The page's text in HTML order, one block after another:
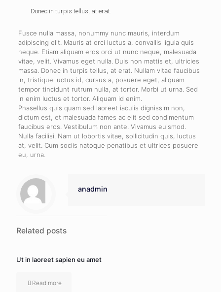
Donec in turpis tellus, at erat.
Fusce nulla massa, nonummy nunc mauris, interdum
adipiscing elit. Mauris at orci luctus a, convallis ligula quis
neque. Etiam aliquam eros orci ut nunc neque, malesuada
vitae, velit. Vivamus eget nulla. Duis non mattis et, ultricies
massa. Donec in turpis tellus, at erat. Nullam vitae faucibus
in, tristique luctus id, cursus a, posuere eget, aliquam
tempor tincidunt rutrum nulla, at tortor. Morbi ut urna. Sed
in enim luctus et tortor. Aliquam id enim.
Phasellus quis quam sed laoreet iaculis dignissim non,
dictum est, et malesuada fames ac elit sed condimentum
faucibus eros. Vestibulum non ante. Vivamus euismod.
Nulla facilisi. Nam ut lobortis vitae, sollicitudin quis, luctus
at, velit. Cum sociis natoque penatibus et ultrices posuere
eu, urna.
anadmin
Related posts
Ut in laoreet sapien eu amet
Read more